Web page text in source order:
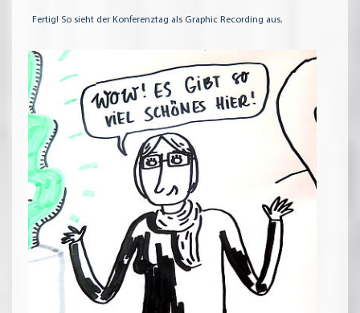
Fertig! So sieht der Konferenztag als Graphic Recording aus.